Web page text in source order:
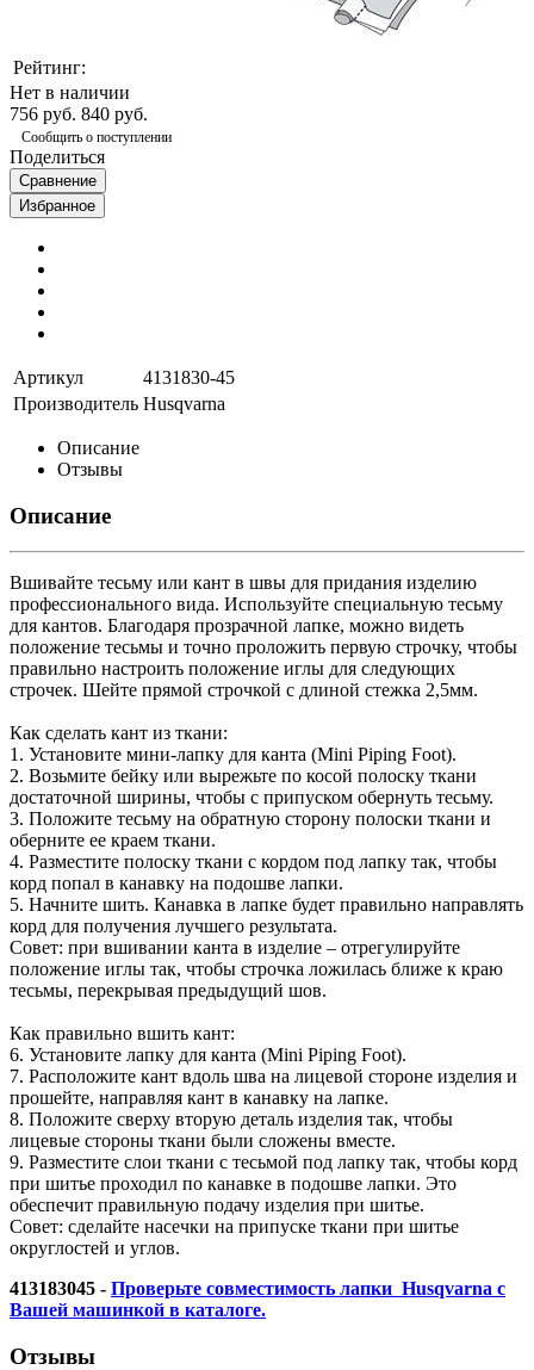
Рейтинг:
Нет в наличии
756 руб. 840 руб.
Сообщить о поступлении
Поделиться
Сравнение
Избранное
Артикул
4131830-45
Производитель Husqvarna
Описание
Отзывы
Описание
Вшивайте тесьму или кант в швы для придания изделию
профессионального вида. Используйте специальную тесьму
для кантов. Благодаря прозрачной лапке, можно видеть
положение тесьмы и точно проложить первую строчку, чтобы
правильно настроить положение иглы для следующих
строчек. Шейте прямой строчкой с длиной стежка 2,5мм.
Как сделать кант из ткани:
1. Установите мини-лапку для канта (Mini Piping Foot).
2. Возьмите бейку или вырежьте по косой полоску ткани
достаточной ширины, чтобы с припуском обернуть тесьму.
3. Положите тесьму на обратную сторону полоски ткани и
оберните ее краем ткани.
4. Разместите полоску ткани с кордом под лапку так, чтобы
корд попал в канавку на подошве лапки.
5. Начните шить. Канавка в лапке будет правильно направлять
корд для получения лучшего результата.
Совет: при вшивании канта в изделие – отрегулируйте
положение иглы так, чтобы строчка ложилась ближе к краю
тесьмы, перекрывая предыдущий шов.
Как правильно вшить кант:
6. Установите лапку для канта (Mini Piping Foot).
7. Расположите кант вдоль шва на лицевой стороне изделия и
прошейте, направляя кант в канавку на лапке.
8. Положите сверху вторую деталь изделия так, чтобы
лицевые стороны ткани были сложены вместе.
9. Разместите слои ткани с тесьмой под лапку так, чтобы корд
при шитье проходил по канавке в подошве лапки. Это
обеспечит правильную подачу изделия при шитье.
Совет: сделайте насечки на припуске ткани при шитье
округлостей и углов.
413183045 - Проверьте совместимость лапки Husqvarna с
Вашей машинкой в каталоге.
Отзывы